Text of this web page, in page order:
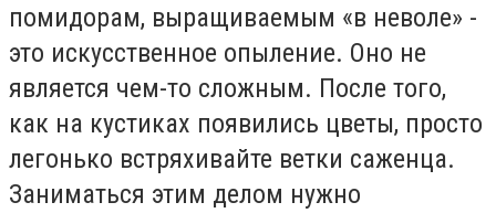
помидорам, выращиваемым «в неволе» -
это искусственное опыление. Оно не
является чем-то сложным. После того,
как на кустиках появились цветы, просто
легонько встряхивайте ветки саженца.
Заниматься этим делом нужно